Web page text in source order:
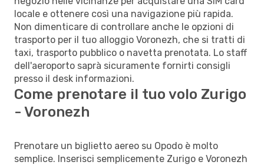
locale e ottenere così una navigazione più rapida.
Non dimenticare di controllare anche le opzioni di
trasporto per il tuo alloggio Voronezh, che si tratti di
taxi, trasporto pubblico o navetta prenotata. Lo staff
dell'aeroporto saprà sicuramente fornirti consigli
presso il desk informazioni.
Come prenotare il tuo volo Zurigo
- Voronezh
Prenotare un biglietto aereo su Opodo è molto
semplice. Inserisci semplicemente Zurigo e Voronezh